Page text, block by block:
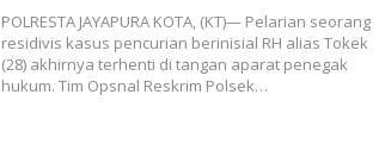
POLRESTA JAYAPURA KOTA, (KT)— Pelarian seorang
residivis kasus pencurian berinisial RH alias Tokek
(28) akhirnya terhenti di tangan aparat penegak
hukum. Tim Opsnal Reskrim Polsek…